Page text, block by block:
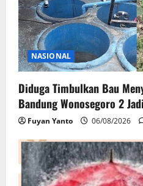
NASIONAL
Diduga Timbulkan Bau
Bandung Wonosegoro 2
Fuyan Yanto 06/08/2026